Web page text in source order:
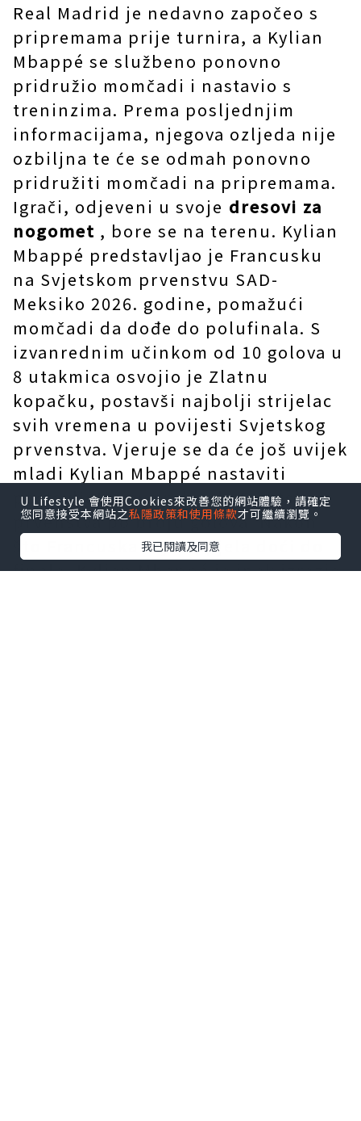
Real Madrid je nedavno započeo s
pripremama prije turnira, a Kylian
Mbappé se službeno ponovno
pridružio momčadi i nastavio s
treninzima. Prema posljednjim
informacijama, njegova ozljeda nije
ozbiljna te će se odmah ponovno
pridružiti momčadi na pripremama.
Igrači, odjeveni u svoje dresovi za
nogomet , bore se na terenu. Kylian
Mbappé predstavljao je Francusku
na Svjetskom prvenstvu SAD-
Meksiko 2026. godine, pomažući
momčadi da dođe do polufinala. S
izvanrednim učinkom od 10 golova u
8 utakmica osvojio je Zlatnu
kopačku, postavši najbolji strijelac
svih vremena u povijesti Svjetskog
prvenstva. Vjeruje se da će još uvijek
mladi Kylian Mbappé nastaviti
postavljati nove rekorde Svjetskog
prvenstva po broju golova. Nakon
što Francuska nije uspjela doći do
finala, Kylian Mbappé je ipak izrazio
U Lifestyle 會使用Cookies來改善您的網站體驗，請確定
您同意接受本網站之私隱政策和使用條款才可繼續瀏覽。
我已閱讀及同意